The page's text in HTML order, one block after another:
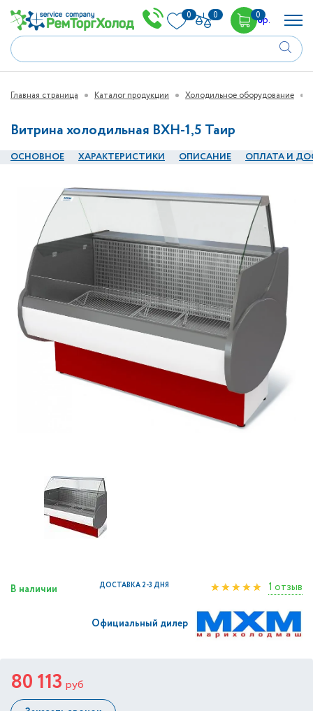
0 0 00р.
Главная страница Каталог продукции Холодильное оборудование
Витрина холодильная ВХН-1,5 Таир
ОСНОВНОЕ ХАРАКТЕРИСТИКИ ОПИСАНИЕ ОПЛАТА И
В наличии ДОСТАВКА 2-3 ДНЯ 1 отзыв
Официальный дилер
80 113 руб